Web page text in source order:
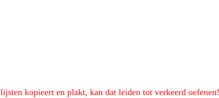
lijsten kopieert en plakt, kan dat leiden tot verkeerd oefenen!